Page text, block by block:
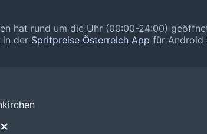
hat rund um die Uhr (00:00-24:00)
in der Spritpreise Österreich App für Android